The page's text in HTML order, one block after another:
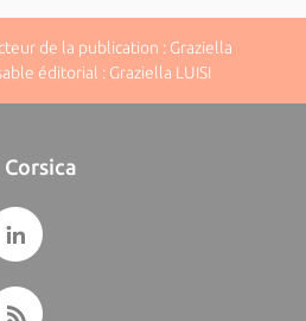
de la publication : Graziella
éditorial : Graziella LUISI